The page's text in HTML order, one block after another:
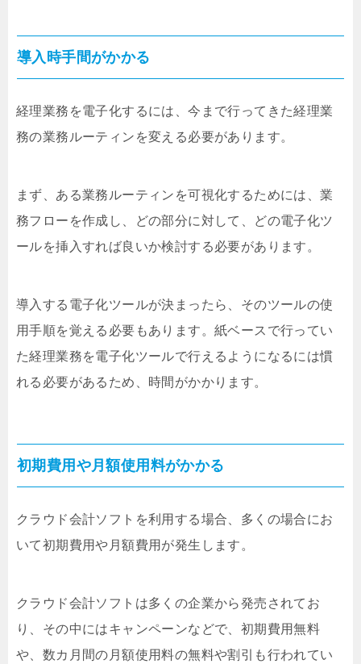
導入時手間がかかる
経理業務を電子化するには、今まで行ってきた経理業
務の業務ルーティンを変える必要があります。
まず、ある業務ルーティンを可視化するためには、業
務フローを作成し、どの部分に対して、どの電子化ツ
ールを挿入すれば良いか検討する必要があります。
導入する電子化ツールが決まったら、そのツールの使
用手順を覚える必要もあります。紙ベースで行ってい
た経理業務を電子化ツールで行えるようになるには慣
れる必要があるため、時間がかかります。
初期費用や月額使用料がかかる
クラウド会計ソフトを利用する場合、多くの場合にお
いて初期費用や月額費用が発生します。
クラウド会計ソフトは多くの企業から発売されてお
り、その中にはキャンペーンなどで、初期費用無料
や、数カ月間の月額使用料の無料や割引も行われてい